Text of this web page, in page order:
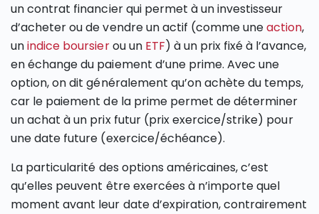
un contrat financier qui permet à un investisseur
d’acheter ou de vendre un actif (comme uneaction,
unindice boursierou un ETF) à un prix fixé à l’avance,
en échange du paiement d’une prime. Avec une
option, on dit généralement qu’on achète du temps,
car le paiement de la prime permet de déterminer
un achat à un prix futur (prix exercice/strike) pour
une date future (exercice/échéance).
La particularité des options américaines, c’est
qu’elles peuvent être exercées à n’importe quel
moment avant leur date d’expiration, contrairement